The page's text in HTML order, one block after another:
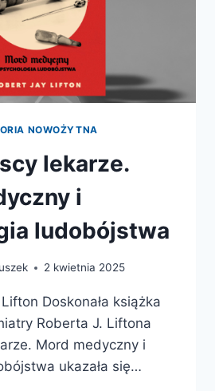
NOWOŻYTNA
lekarze.
i
ludobójstwa
2 kwietnia 2025
Doskonała książka
Roberta J. Liftona
Mord medyczny i
ukazała się…